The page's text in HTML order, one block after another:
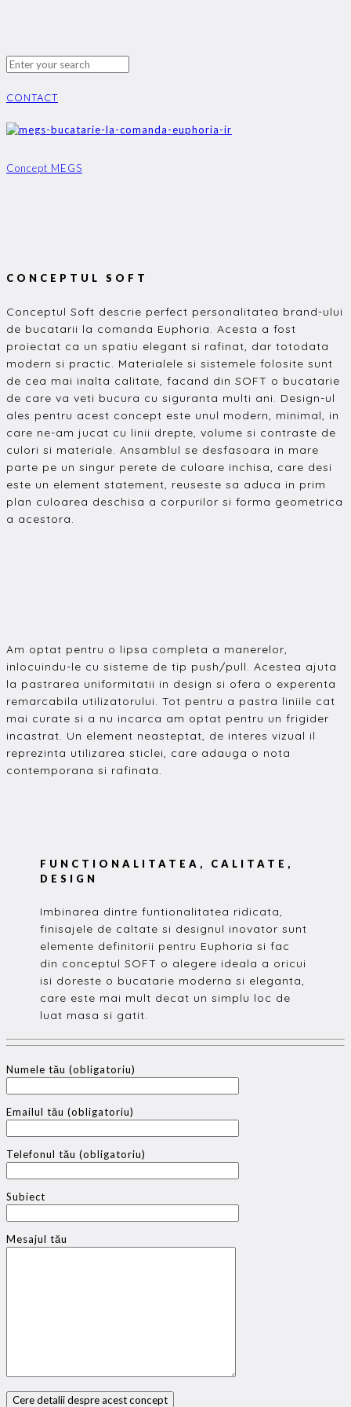
CONTACT
Concept MEGS
CONCEPTUL SOFT
Conceptul Soft descrie perfect personalitatea brand-ului
de bucatarii la comanda Euphoria. Acesta a fost
proiectat ca un spatiu elegant si rafinat, dar totodata
modern si practic. Materialele si sistemele folosite sunt
de cea mai inalta calitate, facand din SOFT o bucatarie
de care va veti bucura cu siguranta multi ani. Design-ul
ales pentru acest concept este unul modern, minimal, in
care ne-am jucat cu linii drepte, volume si contraste de
culori si materiale. Ansamblul se desfasoara in mare
parte pe un singur perete de culoare inchisa, care desi
este un element statement, reuseste sa aduca in prim
plan culoarea deschisa a corpurilor si forma geometrica
a acestora.
Am optat pentru o lipsa completa a manerelor,
inlocuindu-le cu sisteme de tip push/pull. Acestea ajuta
la pastrarea uniformitatii in design si ofera o experenta
remarcabila utilizatorului. Tot pentru a pastra liniile cat
mai curate si a nu incarca am optat pentru un frigider
incastrat. Un element neasteptat, de interes vizual il
reprezinta utilizarea sticlei, care adauga o nota
contemporana si rafinata.
FUNCTIONALITATEA, CALITATE,
DESIGN
Imbinarea dintre funtionalitatea ridicata,
finisajele de caltate si designul inovator sunt
elemente definitorii pentru Euphoria si fac
din conceptul SOFT o alegere ideala a oricui
isi doreste o bucatarie moderna si eleganta,
care este mai mult decat un simplu loc de
luat masa si gatit.
Numele tău (obligatoriu)
Emailul tău (obligatoriu)
Telefonul tău (obligatoriu)
Subiect
Mesajul tău